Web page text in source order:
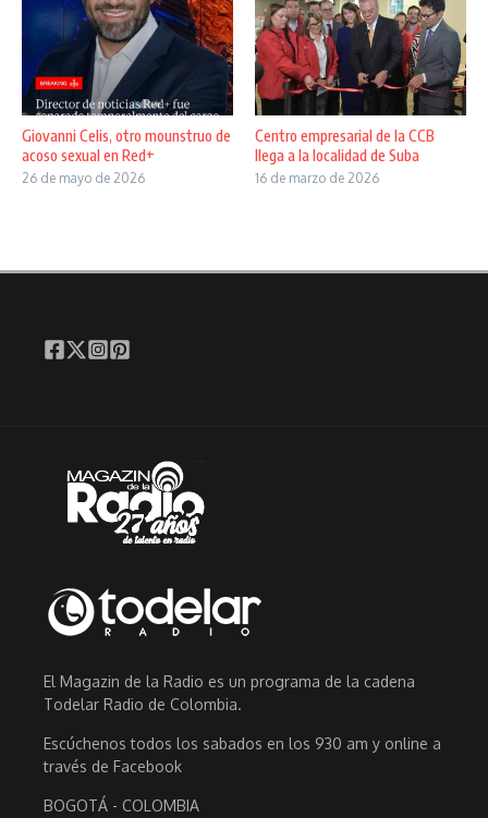
Giovanni Celis, otro mounstruo de
acoso sexual en Red+
26 de mayo de 2026
Centro empresarial de la CCB
llega a la localidad de Suba
16 de marzo de 2026
El Magazin de la Radio es un programa de la cadena
Todelar Radio de Colombia.
Escúchenos todos los sabados en los 930 am y online a
través de Facebook
BOGOTÁ - COLOMBIA